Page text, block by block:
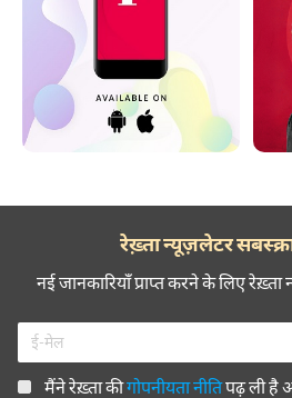
रेख़्ता न्यूज़लेटर
नई जानकारियाँ प्राप्त करने के लिए
मैंने रेख़्ता कीगोपनीयता नीतिपढ़ ली है